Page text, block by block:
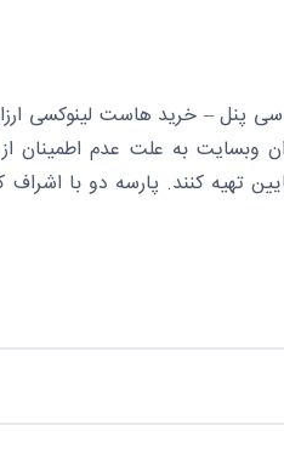
پنل – خرید هاست لینوکسی
وبسایت به علت عدم اطمینان
کنند. پارسه دو با اشراف